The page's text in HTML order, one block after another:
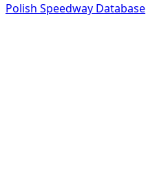
Polish Speedway Database